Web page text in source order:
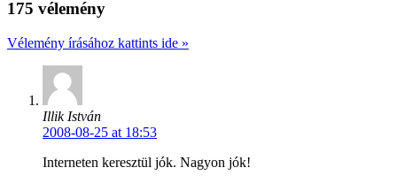
175 vélemény
Vélemény írásához kattints ide »
Illik István
2008-08-25 at 18:53
Interneten keresztül jók. Nagyon jók!